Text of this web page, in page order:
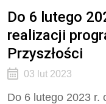
Do 6 lutego
realizacji
Przyszłości
03 lut 2023
Do 6 lutego 2023 r.